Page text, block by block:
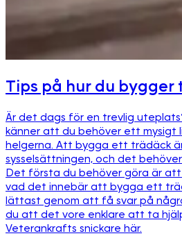
Tips på hur du bygger
Är det dags för en trevlig
känner att du behöver ett mysigt
helgerna. Att bygga ett trädäck
sysselsättningen, och det
Det första du behöver göra är
vad det innebär att bygga ett
lättast genom att få svar på
du att det vore enklare att ta
Veterankrafts snickare här.